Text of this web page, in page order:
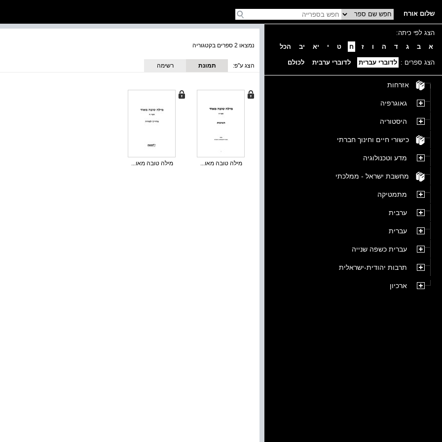
שלום אורח
הצג לפי כיתה:
א
ב ג ד ה ו ז ח ט י יא יב הכל
הצג ספרים : לדוברי עברית לדוברי ערבית לכולם
אזרחות
גאוגרפיה
היסטוריה
כישורי חיים וחינוך חברתי
מדע וטכנולוגיה
מחשבת ישראל - ממלכתי
מתמטיקה
ערבית
עברית
עברית כשפה שנייה
תרבות יהודית-ישראלית
ארכיון
נמצאו 2 ספרים בקטגוריה
הצג ע''פ:
תמונת
רשימה
מילה טובה מאו... מילה טובה מאו...